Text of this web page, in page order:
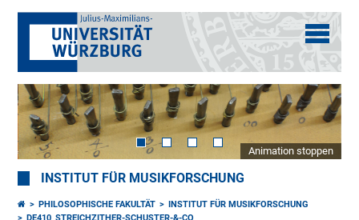
Animation stoppen
INSTITUT FÜR MUSIKFORSCHUNG
PHILOSOPHISCHE FAKULTÄT
INSTITUT FÜR MUSIKFORSCHUNG